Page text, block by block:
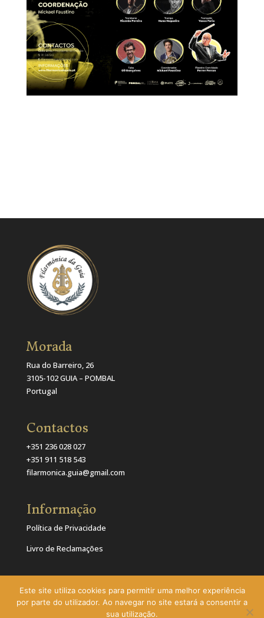
Morada
Rua do Barreiro, 26
3105-102 GUIA – POMBAL
Portugal
Contactos
+351 236 028 027
+351 911 518 543
filarmonica.guia@gmail.com
Informação
Política de Privacidade
Livro de Reclamações
Este site utiliza cookies para permitir uma melhor experiência
por parte do utilizador. Ao navegar no site estará a consentir a
sua utilização.